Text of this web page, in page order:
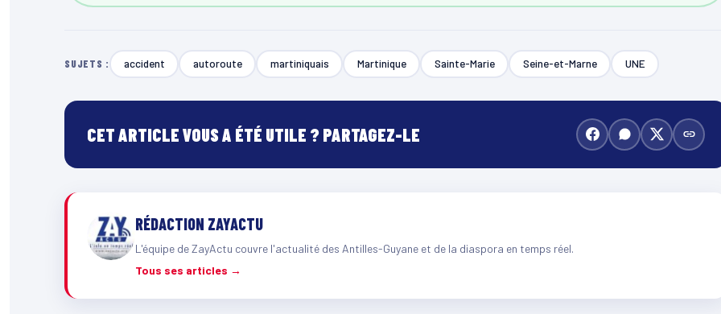
SUJETS : accident autoroute martiniquais Martinique Sainte-Marie Seine-et-Marne UNE
CET ARTICLE VOUS A ÉTÉ UTILE ? PARTAGEZ-LE
RÉDACTION ZAYACTU
L'équipe de ZayActu couvre l'actualité des Antilles-Guyane et de la diaspora en temps réel.
Tous ses articles →